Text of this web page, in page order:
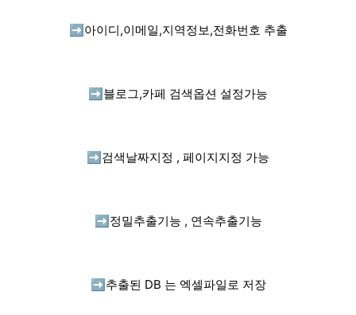
➡️ 아이디,이메일,지역정보,전화번호 추출
➡️ 블로그,카페 검색옵션 설정가능
➡️ 검색날짜지정 , 페이지지정 가능
➡️ 정밀추출기능 , 연속추출기능
➡️ 추출된 DB 는 엑셀파일로 저장